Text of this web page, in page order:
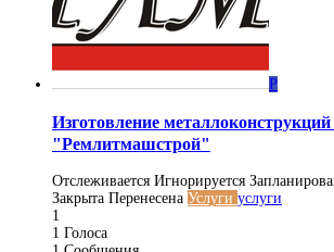
Р
Изготовление
"Ремлитмашстрой"
Отслеживается Игнорируется
Закрыта Перенесена Услуги услуги
1
1 Голоса